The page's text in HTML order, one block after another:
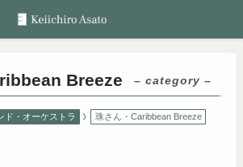
Breeze – category –
ド・オーケストラ 珠さん・Caribbean Breeze